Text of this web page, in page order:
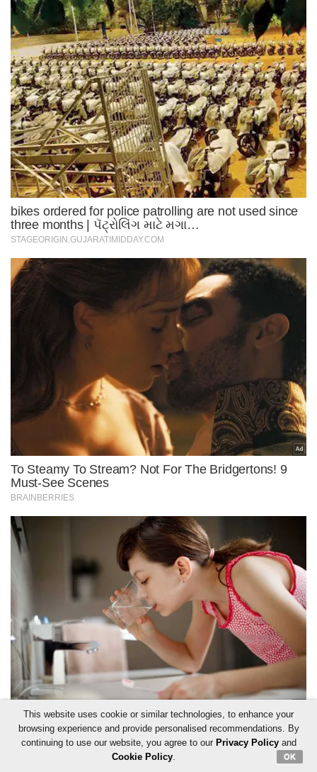
This website uses cookie or similar technologies, to enhance your
browsing experience and provide personalised recommendations. By
continuing to use our website, you agree to our Privacy Policyand
Cookie Policy. OK